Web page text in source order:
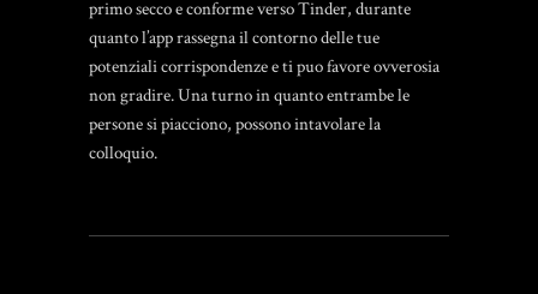
primo secco e conforme verso Tinder, durante
quanto l’app rassegna il contorno delle tue
potenziali corrispondenze e ti puo favore ovverosia
non gradire. Una turno in quanto entrambe le
persone si piacciono, possono intavolare la
colloquio.